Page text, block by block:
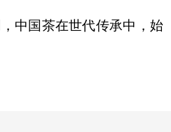
中国茶在世代传承中，始